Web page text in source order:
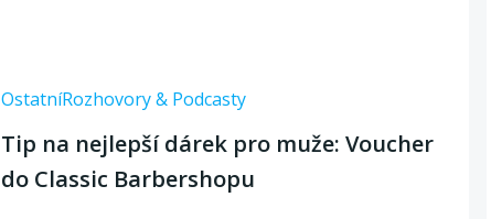
OstatníRozhovory & Podcasty
Tip na nejlepší dárek pro muže: Voucher
do Classic Barbershopu